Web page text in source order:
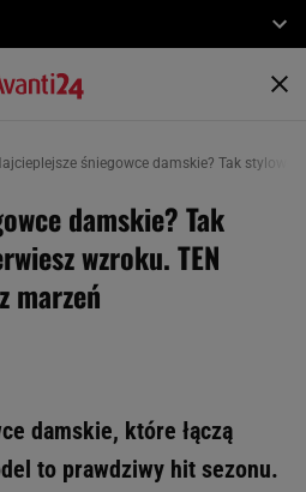
śniegowce damskie? Tak
damskie? Tak
wzroku. TEN
marzeń
damskie, które łączą
to prawdziwy hit sezonu.